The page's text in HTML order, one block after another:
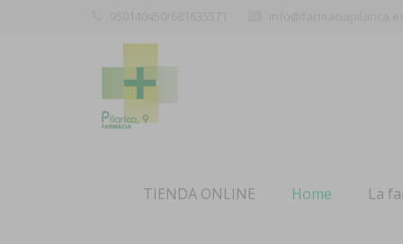
TIENDA ONLINE Home La